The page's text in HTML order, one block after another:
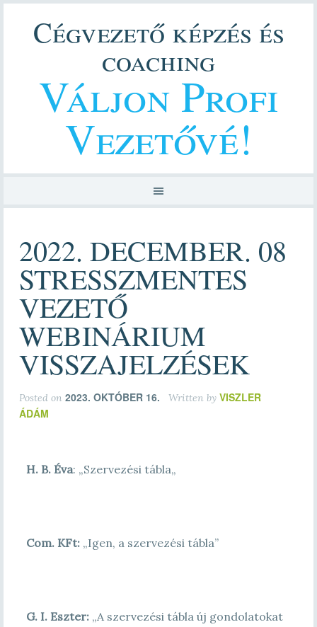
Cégvezető képzés és
coaching
Váljon Profi
Vezetővé!
2022. DECEMBER. 08
STRESSZMENTES
VEZETŐ
WEBINÁRIUM
VISSZAJELZÉSEK
Posted on 2023. OKTÓBER 16. Written by VISZLER
ÁDÁM
H. B. Éva: „Szervezési tábla„
Com. KFt:„Igen, a szervezési tábla”
G. I. Eszter:„A szervezési tábla új gondolatokat